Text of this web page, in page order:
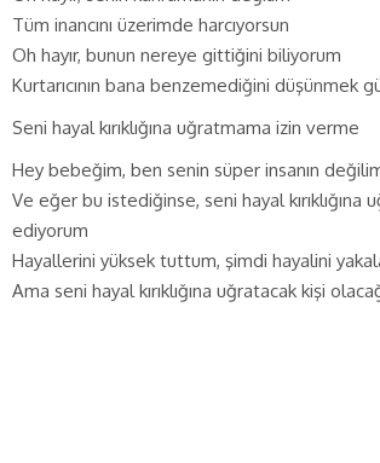
Tüm inancını üzerimde harcıyorsun
Oh hayır, bunun nereye gittiğini biliyorum
Kurtarıcının bana benzemediğini düşünmek
Seni hayal kırıklığına uğratmama izin verme
Hey bebeğim, ben senin süper insanın
Ve eğer bu istediğinse, seni hayal
ediyorum
Hayallerini yüksek tuttum, şimdi hayalini
Ama seni hayal kırıklığına uğratacak kişi